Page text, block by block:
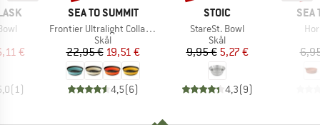
pris
€
(1 )
MÆRKE
SEA TO SUMMIT
Artikel
Frontier Ultralight Collapsible Bowl
Produktgruppe
Skål
Pris
22,95 €Nedsat pris
19,51 €
4,5(6)
MÆRKE
STOIC
Artikel
StareSt. Bowl
Produktgruppe
Skål
Pris
9,95 €Nedsat pris
5,27 €
4,3(9)
SEA